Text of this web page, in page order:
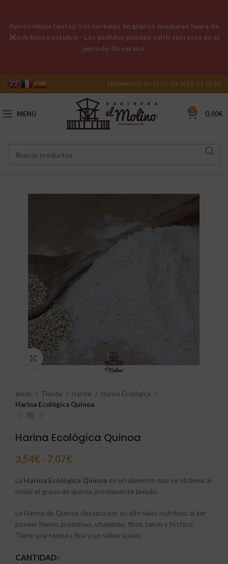
Horario: L-J: 9 a 19 | V: 9 a 18 | S: 9 a 13:30
MENU 0 0,00€
Click to enlarge
Inicio Tienda Harina
Harina Ecológica
Harina Ecológica Quinoa
Harina Ecológica Quinoa
3,54€ - 7,07€
La Harina Ecológica Quinoa es un alimento que se obtiene al
moler el grano de quinoa previamente lavado.
La Harina de Quinoa destaca por su alto valor nutritivo, al ser
poseer hierro, proteínas, vitaminas, fibra, calcio y fósforo.
Tiene una textura fina y un sabor suave.
CANTIDAD
Avisos importantes: Los cereales en granos quedarán fuera de
stock hasta octubre - Los pedidos pueden sufrir retrasos en el
período de verano.